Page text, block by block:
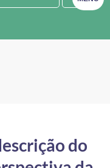
do